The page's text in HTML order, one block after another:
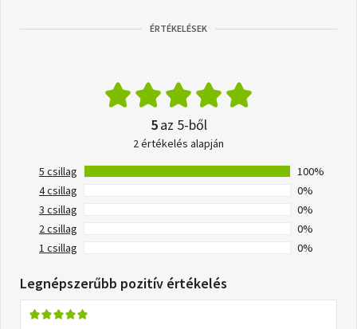
ÉRTÉKELÉSEK
5az 5-ből
2 értékelés alapján
5 csillag
100%
4 csillag
0%
3 csillag
0%
2 csillag
0%
1 csillag
0%
Legnépszerűbb pozitív értékelés